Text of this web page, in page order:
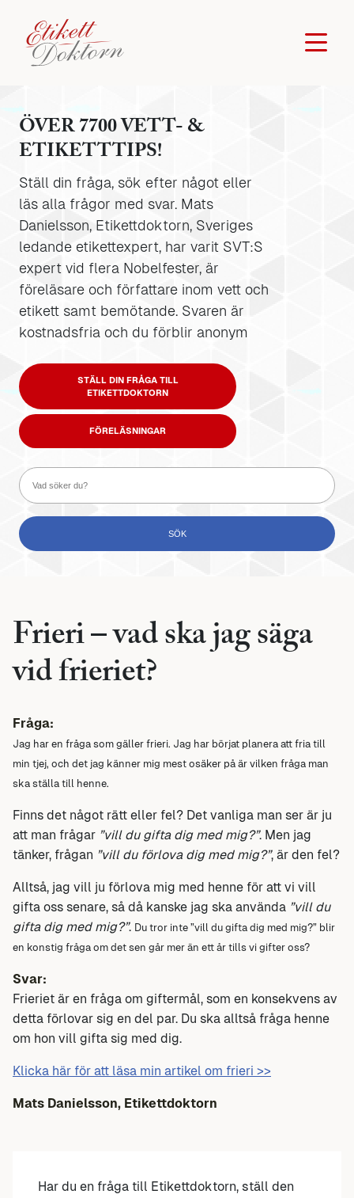
ÖVER 7700 VETT- &
ETIKETTTIPS!
Ställ din fråga, sök efter något eller
läs alla frågor med svar. Mats
Danielsson, Etikettdoktorn, Sveriges
ledande etikettexpert, har varit SVT:S
expert vid flera Nobelfester, är
föreläsare och författare inom vett och
etikett samt bemötande. Svaren är
kostnadsfria och du förblir anonym
STÄLL DIN FRÅGA TILL
ETIKETTDOKTORN
FÖRELÄSNINGAR
Frieri – vad ska jag säga
vid frieriet?
Fråga:
Jag har en fråga som gäller frieri. Jag har börjat planera att fria till
min tjej, och det jag känner mig mest osäker på är vilken fråga man
ska ställa till henne.
Finns det något rätt eller fel? Det vanliga man ser är ju
att man frågar ”vill du gifta dig med mig?”. Men jag
tänker, frågan ”vill du förlova dig med mig?”, är den fel?
Alltså, jag vill ju förlova mig med henne för att vi vill
gifta oss senare, så då kanske jag ska använda ”vill du
gifta dig med mig?”. Du tror inte ”vill du gifta dig med mig?” blir
en konstig fråga om det sen går mer än ett år tills vi gifter oss?
Svar:
Frieriet är en fråga om giftermål, som en konsekvens av
detta förlovar sig en del par. Du ska alltså fråga henne
om hon vill gifta sig med dig.
Klicka här för att läsa min artikel om frieri >>
Mats Danielsson, Etikettdoktorn
Har du en fråga till Etikettdoktorn, ställ den